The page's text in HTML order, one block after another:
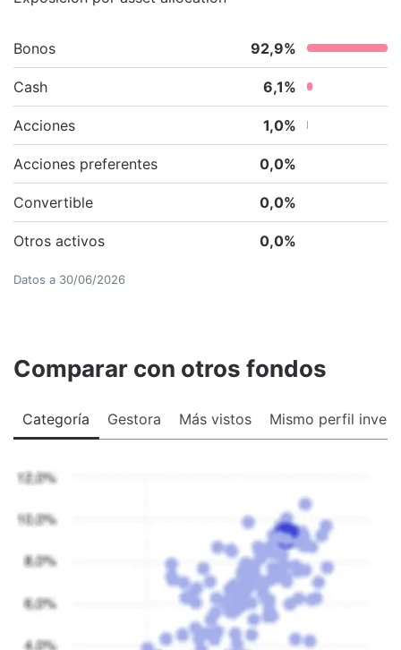
Bonos 92,9%
Cash 6,1%
Acciones 1,0%
Acciones preferentes 0,0%
Convertible 0,0%
Otros activos 0,0%
Datos a 30/06/2026
Comparar con otros fondos
Categoría Gestora Más vistos Mismo perfil